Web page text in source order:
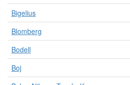
r
t
Bigelius
Blomberg
Bodell
Boj